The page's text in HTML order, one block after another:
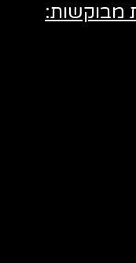
מבוקשות: